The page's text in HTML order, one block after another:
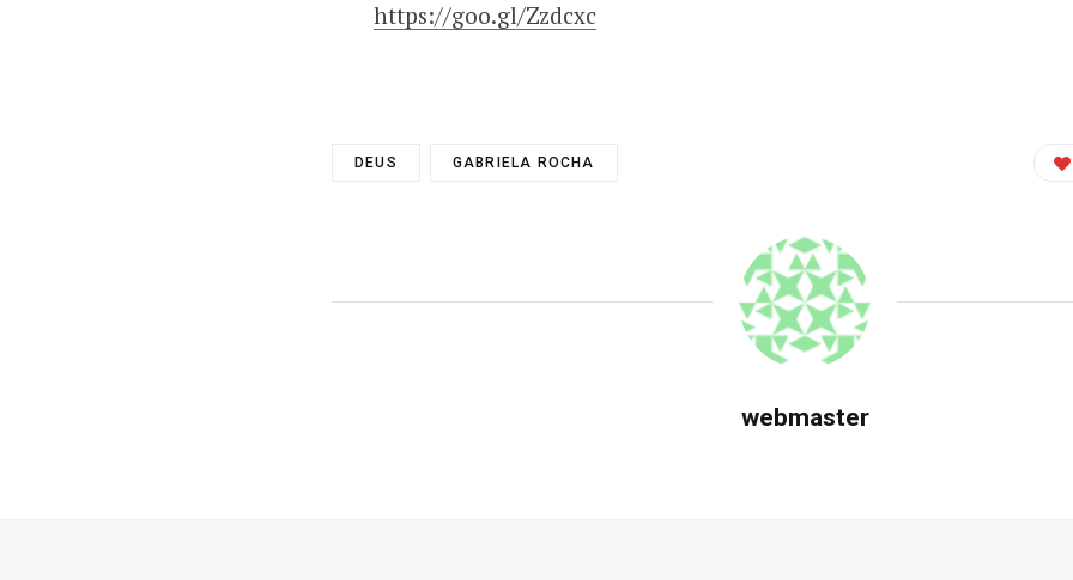
https://goo.gl/Zzdcxc
DEUS GABRIELA ROCHA
webmaster